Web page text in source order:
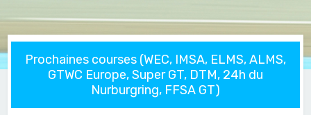
Prochaines courses (WEC, IMSA, ELMS, ALMS,
GTWC Europe, Super GT, DTM, 24h du
Nurburgring, FFSA GT)